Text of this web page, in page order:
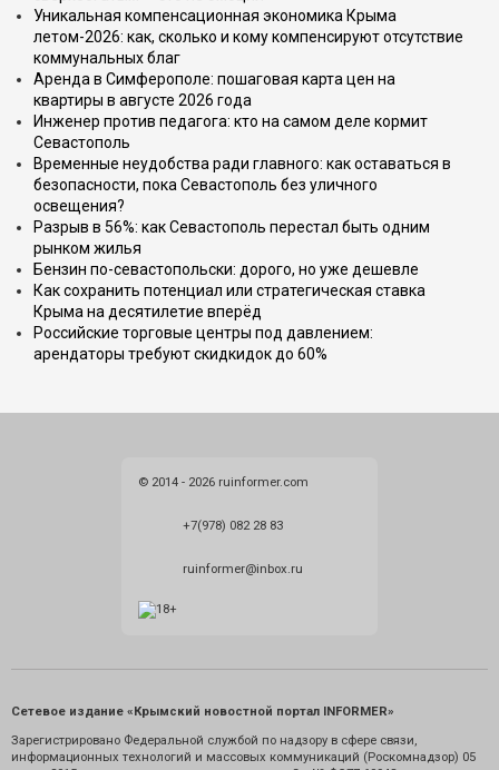
Уникальная компенсационная экономика Крыма
летом-2026: как, сколько и кому компенсируют отсутствие
коммунальных благ
Аренда в Симферополе: пошаговая карта цен на
квартиры в августе 2026 года
Инженер против педагога: кто на самом деле кормит
Севастополь
Временные неудобства ради главного: как оставаться в
безопасности, пока Севастополь без уличного
освещения?
Разрыв в 56%: как Севастополь перестал быть одним
рынком жилья
Бензин по-севастопольски: дорого, но уже дешевле
Как сохранить потенциал или стратегическая ставка
Крыма на десятилетие вперёд
Российские торговые центры под давлением:
арендаторы требуют скидкидок до 60%
© 2014 - 2026 ruinformer.com
+7(978) 082 28 83
ruinformer@inbox.ru
Сетевое издание «Крымский новостной портал INFORMER»
Зарегистрировано Федеральной службой по надзору в сфере связи,
информационных технологий и массовых коммуникаций (Роскомнадзор) 05